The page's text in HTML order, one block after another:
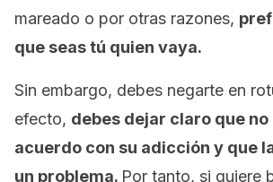
mareado o por otras razones,
que seas tú quien vaya.
Sin embargo, debes negarte en
efecto, debes dejar claro que no
acuerdo con su adicción y que
un problema. Por tanto, si quiere